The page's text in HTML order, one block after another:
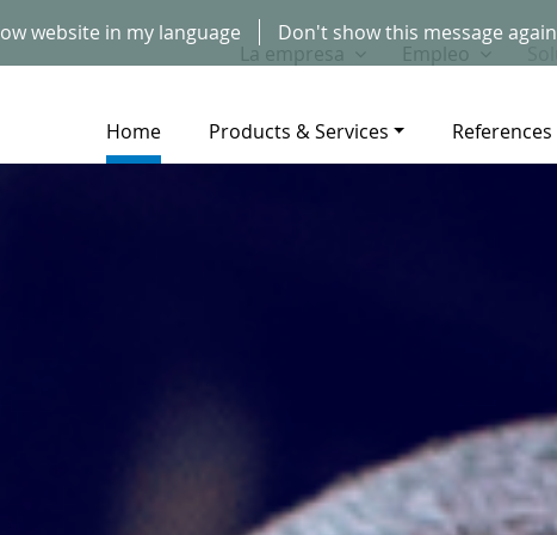
website in my language
Don't show this message again
La empresa
Empleo
Home Products & Services References